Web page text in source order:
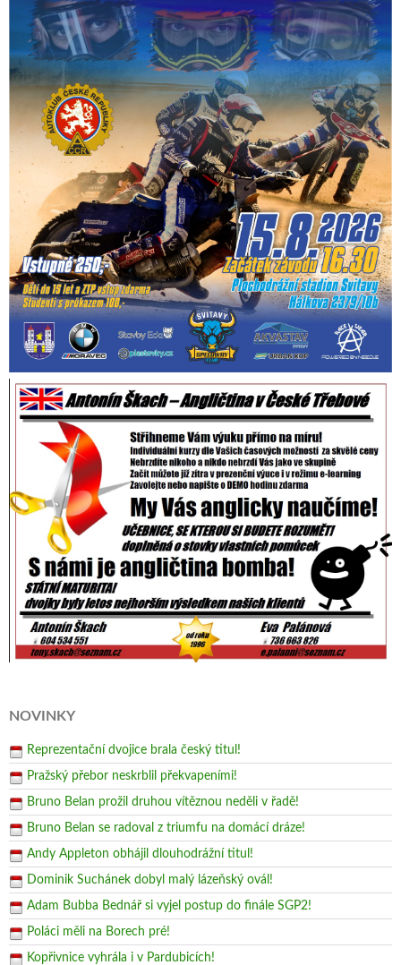
NOVINKY
Reprezentační dvojice brala český titul!
Pražský přebor neskrblil překvapeními!
Bruno Belan prožil druhou vítěznou neděli v řadě!
Bruno Belan se radoval z triumfu na domácí dráze!
Andy Appleton obhájil dlouhodrážní titul!
Dominik Suchánek dobyl malý lázeňský ovál!
Adam Bubba Bednář si vyjel postup do finále SGP2!
Poláci měli na Borech pré!
Kopřivnice vyhrála i v Pardubicích!